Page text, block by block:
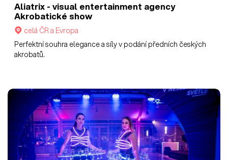
Aliatrix - visual entertainment agency
Akrobatické show
celá ČR a Evropa
Perfektní souhra elegance a síly v podání předních českých
akrobatů.